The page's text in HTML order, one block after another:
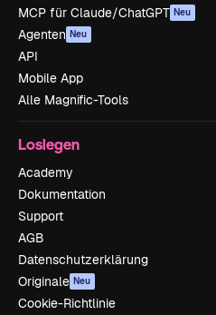
MCP für Claude/ChatGPT Neu
Agenten Neu
API
Mobile App
Alle Magnific-Tools
Loslegen
Academy
Dokumentation
Support
AGB
Datenschutzerklärung
Originale Neu
Cookie-Richtlinie